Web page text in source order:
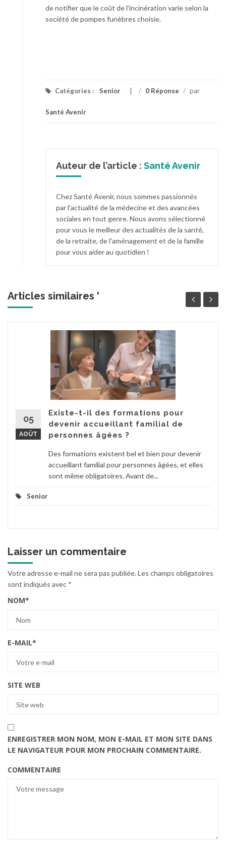
de notifier que le coût de l’incinération varie selon la
société de pompes funèbres choisie.
Catégories : Senior / 0 Réponse / par
Santé Avenir
Auteur de l’article : Santé Avenir
Chez Santé Avenir, nous sommes passionnés
par l'actualité de la médecine et des avancées
sociales en tout genre. Nous avons sélectionné
pour vous le meilleur des actualités de la santé,
de la retraite, de l'aménagement et de la famille
pour vous aider au quotidien !
Articles similaires '
05
AOÛT
Existe-t-il des formations pour
devenir accueillant familial de
personnes âgées ?
Des formations existent bel et bien pour devenir
accueillant familial pour personnes âgées, et elles
sont même obligatoires. Avant de...
Senior
Laisser un commentaire
Votre adresse e-mail ne sera pas publiée.Les champs obligatoires
sont indiqués avec *
NOM*
E-MAIL*
SITE WEB
ENREGISTRER MON NOM, MON E-MAIL ET MON SITE DANS
LE NAVIGATEUR POUR MON PROCHAIN COMMENTAIRE.
COMMENTAIRE